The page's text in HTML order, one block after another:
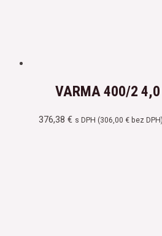
VARMA 400/2
376,38€ s DPH (306,00€ bez DPH)